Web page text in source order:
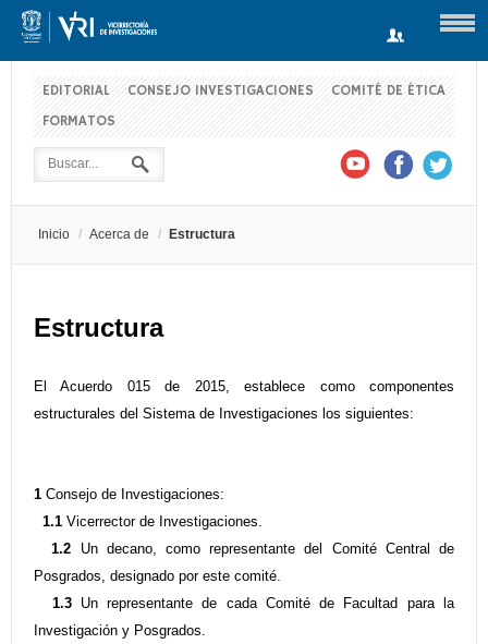
EDITORIAL CONSEJO INVESTIGACIONES
COMITÉ DE ÉTICA
FORMATOS
Inicio / Acerca de / Estructura
Estructura
El Acuerdo 015 de 2015, establece como componentes
estructurales del Sistema de Investigaciones los siguientes:
1 Consejo de Investigaciones:
1.1 Vicerrector de Investigaciones.
1.2 Un decano, como representante del Comité Central de
Posgrados, designado por este comité.
1.3Un representante de cada Comité de Facultad para la
Investigación y Posgrados.
Usuario
¿Recordar contraseña?¿Recordar usuario?